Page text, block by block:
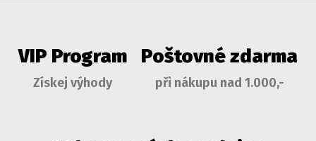
VIP Program
Získej výhody
Poštovné zdarma
při nákupu nad 1.000,-